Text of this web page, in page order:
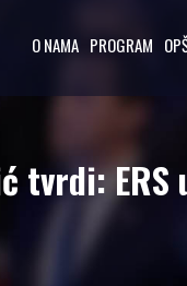
O NAMA PROGRAM
tvrdi: